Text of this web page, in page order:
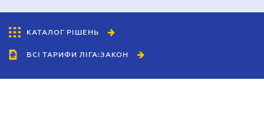
КАТАЛОГ РІШЕНЬ
ВСІ ТАРИФИ ЛІГА:ЗАКОН